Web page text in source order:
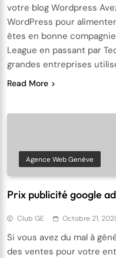
votre blog Wordpress
WordPress pour
êtes en bonne
League en passant par
grandes entreprises
Read More
Agence Web Genève
Prix publicité google
Club GE Octobre 21,
Si vous avez du mal à
des ventes pour votre